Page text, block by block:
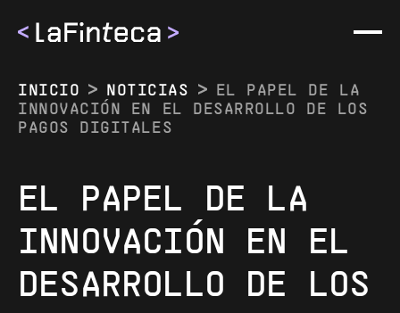
EMPRESA
QUIÉNES SOMOS
NOTICIAS
MÉTODOS
INICIO NOTICIAS
EL PAPEL DE LA
INNOVACIÓN EN EL DESARROLLO DE LOS
PAGOS DIGITALES
EL PAPEL DE LA
INNOVACIÓN EN EL
DESARROLLO DE LOS